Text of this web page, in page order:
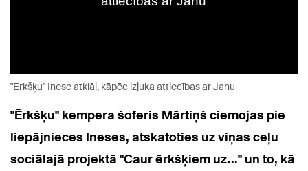
"Ērkšķu" Inese atklāj, kāpēc izjuka attiecības ar Janu
"Ērkšķu" kempera šoferis Mārtiņš ciemojas pie
liepājnieces Ineses, atskatoties uz viņas ceļu
sociālajā projektā "Caur ērkšķiem uz..." un to, kā